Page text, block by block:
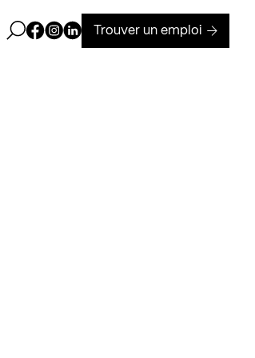
Ouvrir la barre de recherche
Page Facebook de Kollectif
Page Instagram de Kollectif
Page Linkedin de Kollectif
Trouver un emploi